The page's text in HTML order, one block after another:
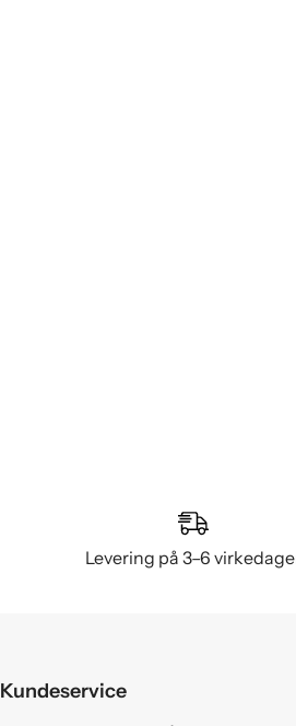
Levering på 3–6
Kundeservice